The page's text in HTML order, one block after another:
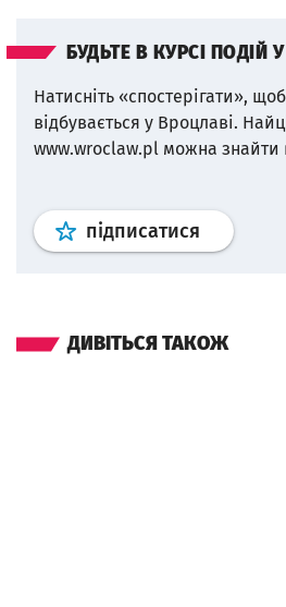
БУДЬТЕ В КУРСІ ПОДІЙ
Натисніть «спостерігати»,
відбувається у Вроцлаві.
www.wroclaw.pl можна знайти
підписатися Профіль
ДИВІТЬСЯ ТАКОЖ